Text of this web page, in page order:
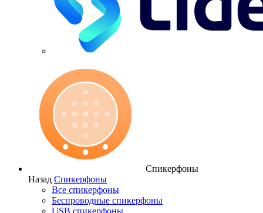
Спикерфоны
Назад Спикерфоны
Все спикерфоны
Беспроводные спикерфоны
USB спикерфоны